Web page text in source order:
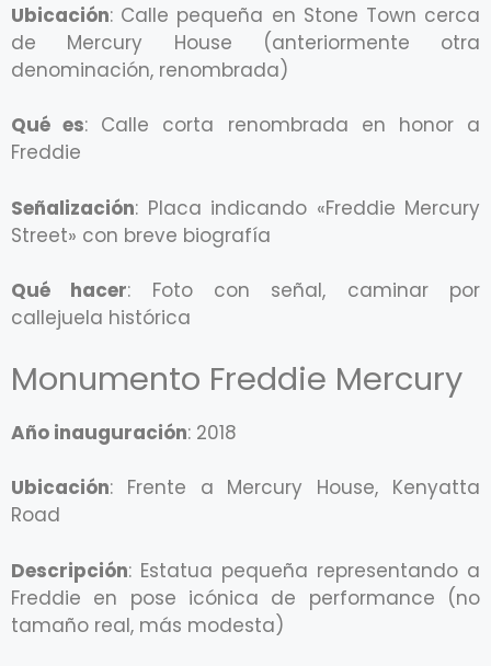
Ubicación: Calle pequeña en Stone Town cerca
de Mercury House (anteriormente otra
denominación, renombrada)
Qué es: Calle corta renombrada en honor a
Freddie
Señalización: Placa indicando «Freddie Mercury
Street» con breve biografía
Qué hacer: Foto con señal, caminar por
callejuela histórica
Monumento Freddie Mercury
Año inauguración: 2018
Ubicación: Frente a Mercury House, Kenyatta
Road
Descripción: Estatua pequeña representando a
Freddie en pose icónica de performance (no
tamaño real, más modesta)